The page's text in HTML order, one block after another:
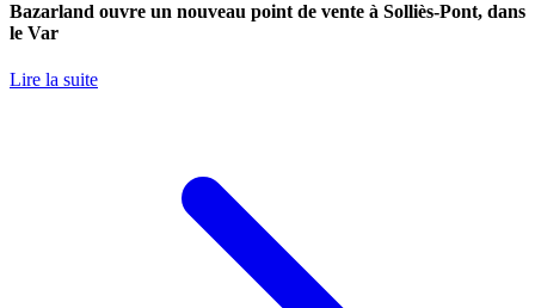
Bazarland ouvre un nouveau point de vente à Solliès-Pont, dans
le Var
Lire la suite